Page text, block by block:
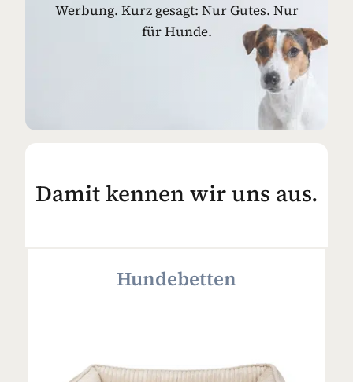
Werbung. Kurz gesagt: Nur Gutes. Nur
für Hunde.
Damit kennen wir uns aus.
Hundebetten